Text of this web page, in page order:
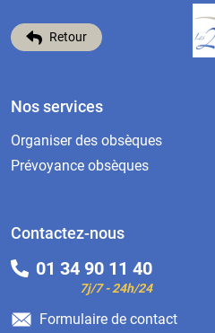
Retour
Nos services
Organiser des obsèques
Prévoyance obsèques
Contactez-nous
01 34 90 11 40
7j/7 - 24h/24
Formulaire de contact